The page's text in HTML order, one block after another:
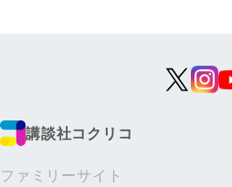
講談社コクリコ
ファミリーサイト